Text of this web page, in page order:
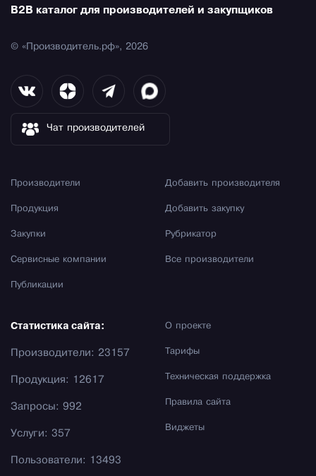
B2B каталог для производителей и закупщиков
© «Производитель.рф», 2026
Чат производителей
Производители
Продукция
Закупки
Сервисные компании
Публикации
Добавить производителя
Добавить закупку
Рубрикатор
Все производители
О проекте
Тарифы
Техническая поддержка
Правила сайта
Виджеты
Статистика сайта:
Производители: 23157
Продукция: 12617
Запросы: 992
Услуги: 357
Пользователи: 13493